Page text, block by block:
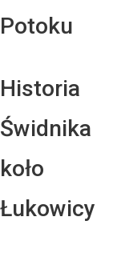
Potoku
Historia
Świdnika
koło
Łukowicy